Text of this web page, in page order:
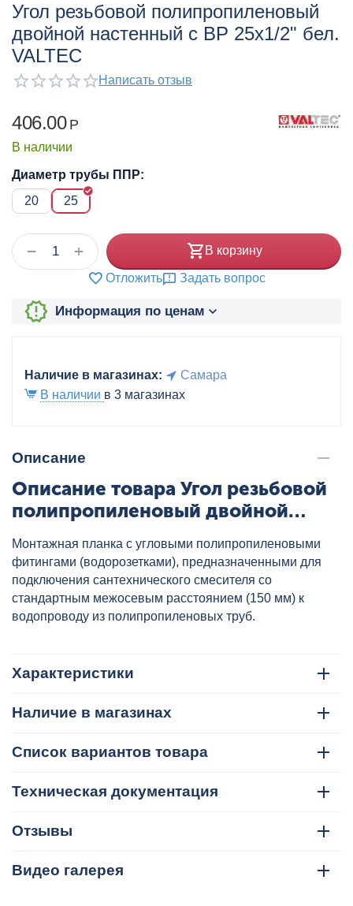
Угол резьбовой полипропиленовый
двойной настенный с ВР 25х1/2" бел.
VALTEC
Написать отзыв
406.00 Р
В наличии
Диаметр трубы ППР:
20
25
+
− В корзину
Отложить Задать вопрос
Информация по ценам
Наличие в магазинах:
Самара
В наличии в 3 магазинах
Описание
Описание товара Угол резьбовой
полипропиленовый двойной
VALTEC, артикул: VTp.724.0.02504
Монтажная планка с угловыми полипропиленовыми
фитингами (водорозетками), предназначенными для
подключения сантехнического смесителя со
стандартным межосевым расстоянием (150 мм) к
водопроводу из полипропиленовых труб.
Характеристики
Наличие в магазинах
Список вариантов товара
Техническая документация
Отзывы
Видео галерея